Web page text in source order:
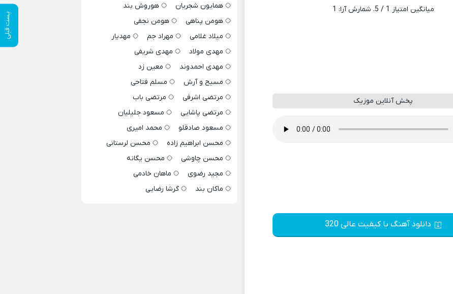
پست قبلی
میانگین امتیاز 1 / 5. شمارش آرا: 1
پخش آنلاین موزیک
دانلود آهنگ با کیفیت عالی 320
همایون شجریان
هوروش بند
هومن پناهی
هومن نجفی
میلاد غلامی
مهراد جم
مهدیار
مهدی مولاد
مهدی شریفی
مهدی احمدوند
معین زد
مسیح و آرش
مسلم فتاحی
مرتضی اشرفی
مرتضی باب
مرتضی پاشایی
مسعود جلیلیان
مسعود صادقلو
محمد امیری
محسن ابراهیم زاده
محسن لرستانی
محسن چاوشی
محسن یگانه
مجید رضوی
ماهان خادمی
ماکان بند
گرشا رضایی